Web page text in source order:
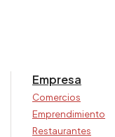
Empresa
Comercios
Emprendimiento
Restaurantes